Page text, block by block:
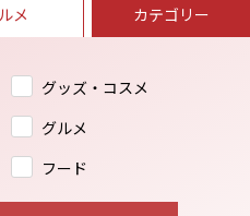
メ カテゴリー
グッズ・コスメ
グルメ
フード